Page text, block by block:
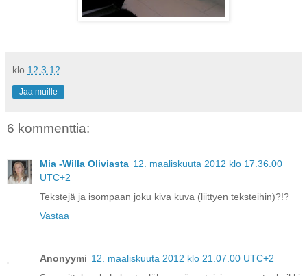
klo 12.3.12
Jaa muille
6 kommenttia:
Mia -Willa Oliviasta 12. maaliskuuta 2012 klo 17.36.00
UTC+2
Tekstejä ja isompaan joku kiva kuva (liittyen teksteihin)?!?
Vastaa
Anonyymi 12. maaliskuuta 2012 klo 21.07.00 UTC+2